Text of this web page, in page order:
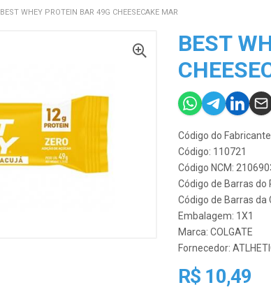
BEST WHEY PROTEIN BAR 49G CHEESECAKE MAR
BEST
Código do
Código: 110721
Código NCM:
Código de Barras
Código de Barras da
Embalagem: 1X1
Marca: COLGATE
Fornecedor:
R$ 10,49